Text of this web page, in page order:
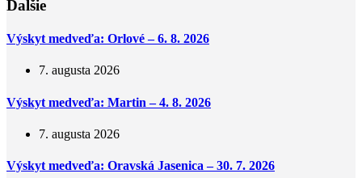
Ďalšie
Výskyt medveďa: Orlové – 6. 8. 2026
7. augusta 2026
Výskyt medveďa: Martin – 4. 8. 2026
7. augusta 2026
Výskyt medveďa: Oravská Jasenica – 30. 7. 2026